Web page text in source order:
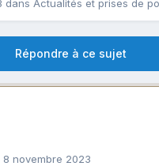
dans Actualités et prises de
Répondre à ce sujet
8 novembre 2023